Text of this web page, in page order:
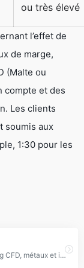
ou très élevé
l’effet de
de marge,
(Malte ou
compte et des
Les clients
soumis aux
1:30 pour les
Axiory : courtier Forex régulé offrant trading CFD, métaux et indices avec spreads compétitifs et plateformes MT4/MT5.